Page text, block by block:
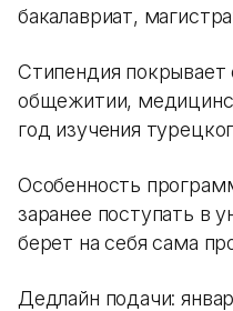
бакалавриат,
Стипендия покрывает
общежитии,
год изучения
Особенность
заранее поступать в
берет на себя сама
Дедлайн подачи: